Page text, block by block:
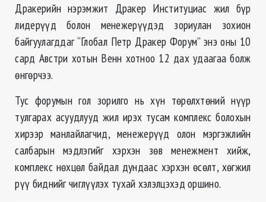
Дракерийн нэрэмжит Дракер Институциас жил бүр
лидерүүд болон менежерүүдэд зориулан зохион
байгуулагддаг “Глобал Петр Дракер Форум” энэ оны 10
сард Австри хотын Венн хотноо 12 дах удаагаа болж
өнгөрчээ.
Тус форумын гол зорилго нь хүн төрөлхтөний нүүр
тулгарах асуудлууд жил ирэх тусам комплекс болохын
хирээр манлайлагчид, менежерүүд олон мэргэжлийн
салбарын мэдлэгийг хэрхэн зөв менежмент хийж,
комплекс нөхцөл байдал дундаас хэрхэн өсөлт, хөгжил
рүү биднийг чиглүүлэх тухай хэлэлцэхэд оршино.